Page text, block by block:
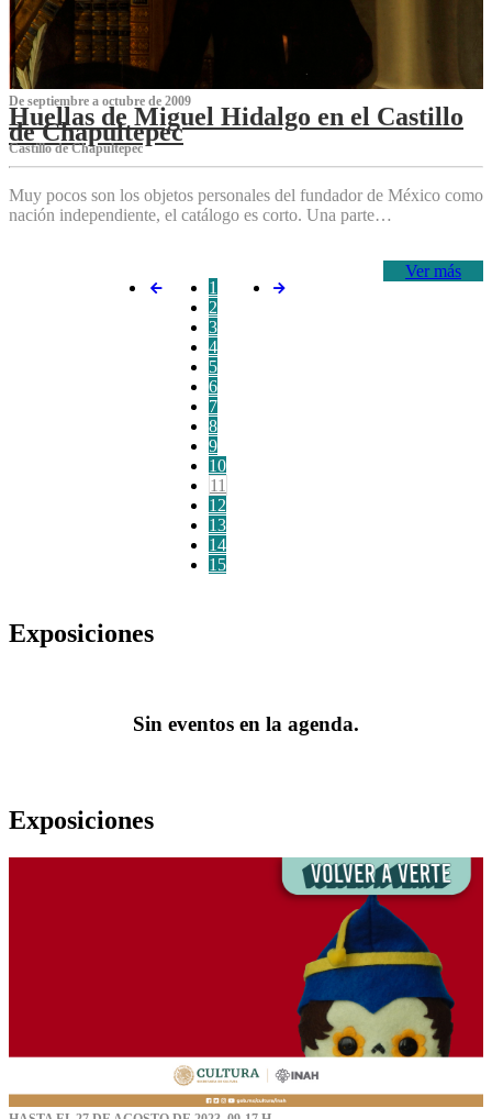
De septiembre a octubre de 2009
Huellas de Miguel Hidalgo en el Castillo
de Chapultepec
Castillo de Chapultepec
Muy pocos son los objetos personales del fundador de México como
nación independiente, el catálogo es corto. Una parte…
Ver más
1
2
3
4
5
6
7
8
9
10
11
12
13
14
15
Exposiciones
Sin eventos en la agenda.
Exposiciones